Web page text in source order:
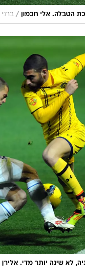
הטבלה. אלי חכמון /
לא שינה יותר מדי.